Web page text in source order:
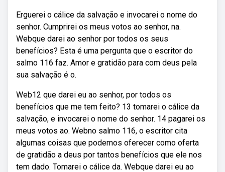
Erguerei o cálice da salvação e invocarei o nome do
senhor. Cumprirei os meus votos ao senhor, na.
Webque darei ao senhor por todos os seus
benefícios? Esta é uma pergunta que o escritor do
salmo 116 faz. Amor e gratidão para com deus pela
sua salvação é o.
Web12 que darei eu ao senhor, por todos os
benefícios que me tem feito? 13 tomarei o cálice da
salvação, e invocarei o nome do senhor. 14 pagarei os
meus votos ao. Webno salmo 116, o escritor cita
algumas coisas que podemos oferecer como oferta
de gratidão a deus por tantos benefícios que ele nos
tem dado. Tomarei o cálice da. Webque darei eu ao